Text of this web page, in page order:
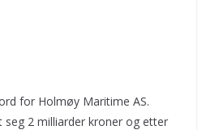
for Holmøy Maritime AS.
2 milliarder kroner og etter